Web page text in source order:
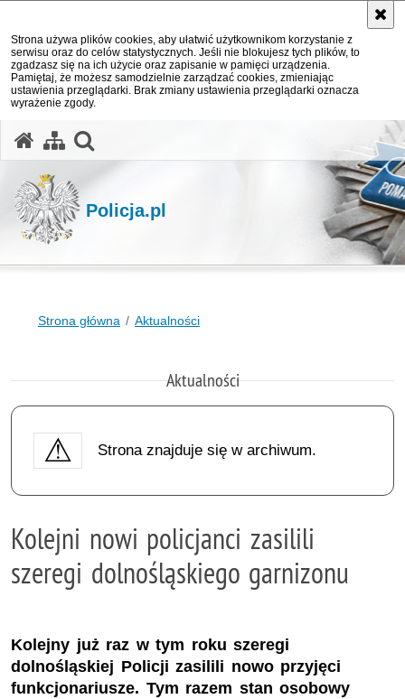
Strona używa plików cookies, aby ułatwić użytkownikom korzystanie z
serwisu oraz do celów statystycznych. Jeśli nie blokujesz tych plików, to
zgadzasz się na ich użycie oraz zapisanie w pamięci urządzenia.
Pamiętaj, że możesz samodzielnie zarządzać cookies, zmieniając
ustawienia przeglądarki. Brak zmiany ustawienia przeglądarki oznacza
wyrażenie zgody.
Policja.pl
Strona główna Aktualności
Aktualności
Strona znajduje się w archiwum.
Kolejni nowi policjanci zasilili
szeregi dolnośląskiego garnizonu
Kolejny już raz w tym roku szeregi
dolnośląskiej Policji zasilili nowo przyjęci
funkcjonariusze. Tym razem stan osobowy